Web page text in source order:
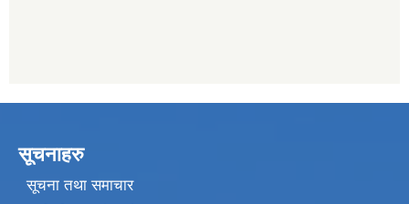
सूचनाहरु
सूचना तथा समाचार